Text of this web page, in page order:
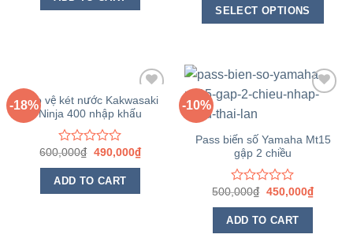
of
out
of
SELECT OPTIONS
-18%
Bảo vệ két nước Kakwasaki
Ninja 400 nhập khẩu
Rated
0
out
of
600,000₫ 490,000₫
ADD TO CART
-10%
Pass biển số Yamaha Mt15
gập 2 chiều
Rated
0
out
of
500,000₫ 450,000₫
ADD TO CART